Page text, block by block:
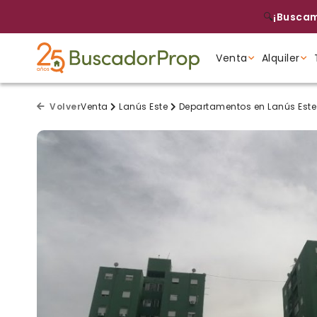
🔍
Venta
Tipo de propiedad
Alquiler
Tipo de propiedad
Tipo de propiedad
VolverVenta Lanús Este Departamentos en Lanús Este